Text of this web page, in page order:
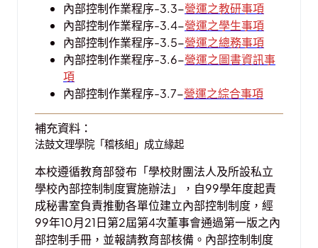
內部控制作業程序-3.3-營運之教研事項
內部控制作業程序-3.4-營運之學生事項
內部控制作業程序-3.5-營運之總務事項
內部控制作業程序-3.6-營運之圖書資訊事
項
內部控制作業程序-3.7-營運之綜合事項
補充資料：
法鼓文理學院「稽核組」成立緣起
本校遵循教育部發布「學校財團法人及所設私立
學校內部控制制度實施辦法」，自99學年度起責
成秘書室負責推動各單位建立內部控制制度，經
99年10月21日第2屆第4次董事會通過第一版之內
部控制手冊，並報請教育部核備。內部控制制度